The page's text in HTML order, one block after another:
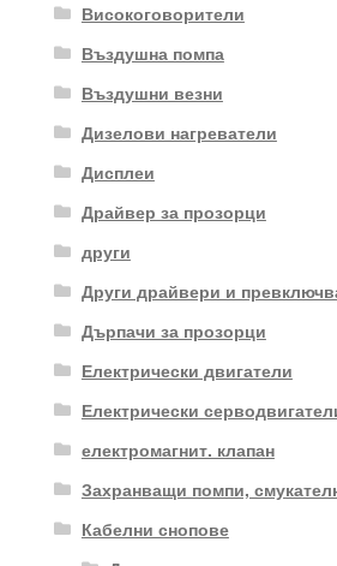
Високоговорители
Въздушна помпа
Въздушни везни
Дизелови нагреватели
Дисплеи
Драйвер за прозорци
други
Други драйвери и
Дърпачи за прозорци
Електрически двигатели
Електрически
електромагнит. клапан
Захранващи помпи,
Кабелни снопове